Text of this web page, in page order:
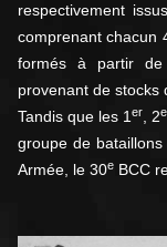
respectivement
comprenant chacun
formés à partir
provenant de stocks
Tandis que les 1 er , 2e
groupe de
Armée, le 30e BCC